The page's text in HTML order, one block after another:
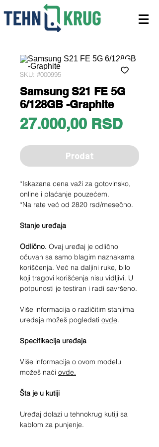
SKU: #000995
Samsung S21 FE 5G
6/128GB -Graphite
27.000,00 RSDPrice
Prodat
*Iskazana cena važi za gotovinsko,
online i plaćanje pouzećem.
*Na rate već od 2820 rsd/mesečno.
Stanje uređaja
Odlično. Ovaj uređaj je odlično
očuvan sa samo blagim naznakama
korišćenja. Već na daljini ruke, bilo
koji tragovi korišćenja nisu vidljivi. U
potpunosti je testiran i radi savršeno.
Više informacija o različitim stanjima
uređaja možeš pogledati ovde.
Specifikacija uređaja
Više informacija o ovom modelu
možeš naći ovde.
Šta je u kutiji
Uređaj dolazi u tehnokrug kutiji sa
kablom za punjenje.